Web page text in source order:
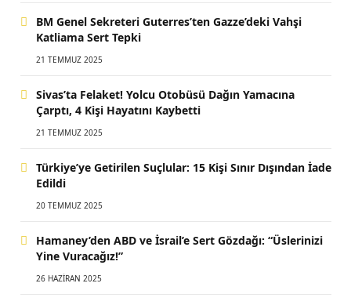
BM Genel Sekreteri Guterres’ten Gazze’deki Vahşi
Katliama Sert Tepki
21 TEMMUZ 2025
Sivas’ta Felaket! Yolcu Otobüsü Dağın Yamacına
Çarptı, 4 Kişi Hayatını Kaybetti
21 TEMMUZ 2025
Türkiye’ye Getirilen Suçlular: 15 Kişi Sınır Dışından İade
Edildi
20 TEMMUZ 2025
Hamaney’den ABD ve İsrail’e Sert Gözdağı: “Üslerinizi
Yine Vuracağız!”
26 HAZIRAN 2025